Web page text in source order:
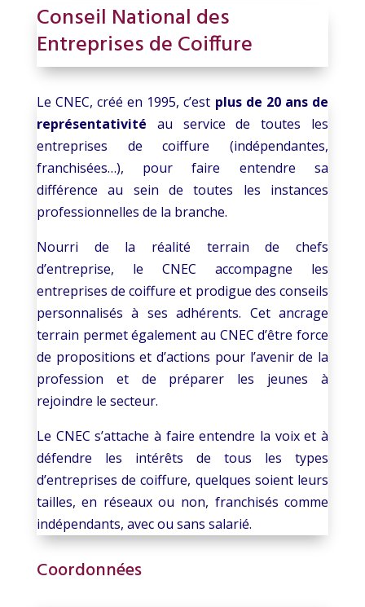
Conseil National des
Entreprises de Coiffure
Le CNEC, créé en 1995, c’est plus de 20 ans de
représentativité au service de toutes les
entreprises de coiffure (indépendantes,
franchisées…), pour faire entendre sa
différence au sein de toutes les instances
professionnelles de la branche.
Nourri de la réalité terrain de chefs
d’entreprise, le CNEC accompagne les
entreprises de coiffure et prodigue des conseils
personnalisés à ses adhérents. Cet ancrage
terrain permet également au CNEC d’être force
de propositions et d’actions pour l’avenir de la
profession et de préparer les jeunes à
rejoindre le secteur.
Le CNEC s’attache à faire entendre la voix et à
défendre les intérêts de tous les types
d’entreprises de coiffure, quelques soient leurs
tailles, en réseaux ou non, franchisés comme
indépendants, avec ou sans salarié.
Coordonnées